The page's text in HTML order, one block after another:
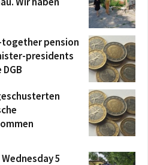
pension
presidents
5